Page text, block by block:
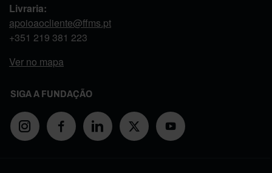
Livraria:
apoioaocliente@ffms.pt
+351 219 381 223
Ver no mapa
SIGA A FUNDAÇÃO